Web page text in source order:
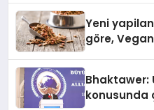
Yeni
göre,
Bhaktawer:
konusunda